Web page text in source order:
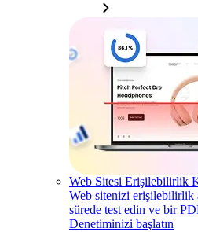
Web Sitesi Erişilebilirlik
Web sitenizi erişilebilirlik
sürede test edin ve bir
Denetiminizi başlatın